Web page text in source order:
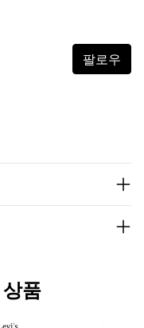
팔로우
품